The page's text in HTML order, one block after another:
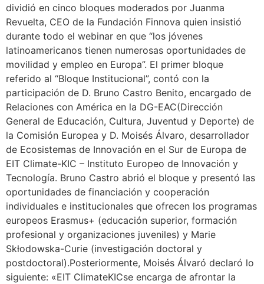
dividió en cinco bloques moderados por Juanma
Revuelta, CEO de la Fundación Finnova quien insistió
durante todo el webinar en que “los jóvenes
latinoamericanos tienen numerosas oportunidades de
movilidad y empleo en Europa”. El primer bloque
referido al “Bloque Institucional”, contó con la
participación de D. Bruno Castro Benito, encargado de
Relaciones con América en la DG-EAC(Dirección
General de Educación, Cultura, Juventud y Deporte) de
la Comisión Europea y D. Moisés Álvaro, desarrollador
de Ecosistemas de Innovación en el Sur de Europa de
EIT Climate-KIC – Instituto Europeo de Innovación y
Tecnología. Bruno Castro abrió el bloque y presentó las
oportunidades de financiación y cooperación
individuales e institucionales que ofrecen los programas
europeos Erasmus+ (educación superior, formación
profesional y organizaciones juveniles) y Marie
Skłodowska-Curie (investigación doctoral y
postdoctoral).Posteriormente, Moisés Álvaró declaró lo
siguiente: «EIT ClimateKICse encarga de afrontar la